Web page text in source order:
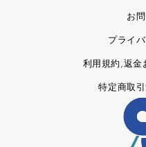
お
プライ
利用規約,返金
特定商取